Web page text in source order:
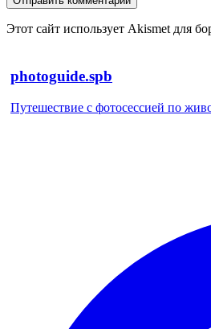
Этот сайт использует Akismet для
photoguide.spb
Путешествие с фотосессией по